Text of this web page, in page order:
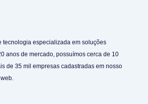
tecnologia especializada em soluções
anos de mercado, possuímos cerca de 10
de 35 mil empresas cadastradas em nosso